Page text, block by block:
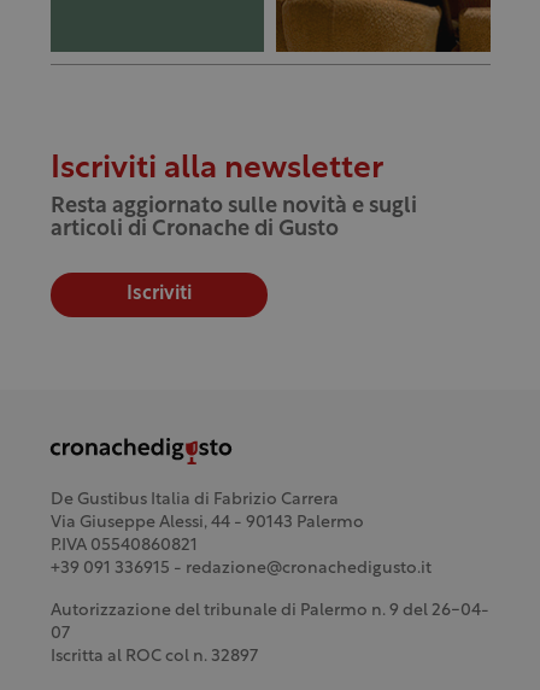
Iscriviti alla newsletter
Resta aggiornato sulle novità e sugli
articoli di Cronache di Gusto
Iscriviti
De Gustibus Italia di Fabrizio Carrera
Via Giuseppe Alessi, 44 - 90143 Palermo
P.IVA 05540860821
+39 091 336915 - redazione@cronachedigusto.it
Autorizzazione del tribunale di Palermo n. 9 del 26-04-
07
Iscritta al ROC col n. 32897